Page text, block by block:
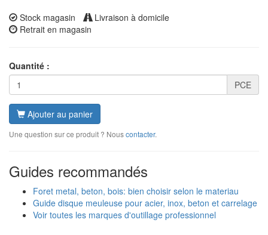
Stock magasin
Livraison à domicile
Retrait en magasin
Quantité :
PCE
Ajouter au panier
Une question sur ce produit ? Nouscontacter.
Guides recommandés
Foret metal, beton, bois: bien choisir selon le materiau
Guide disque meuleuse pour acier, inox, beton et carrelage
Voir toutes les marques d'outillage professionnel